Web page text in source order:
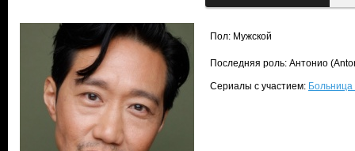
Пол: Мужской
Последняя роль: Антонио
Сериалы с участием: Больница